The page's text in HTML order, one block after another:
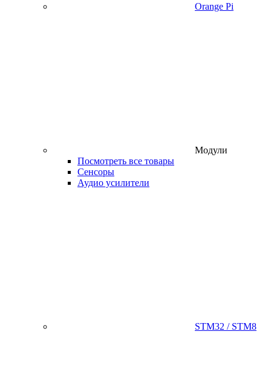
Orange Pi
Модули
Посмотреть все товары
Сенсоры
Аудио усилители
STM32 / STM8